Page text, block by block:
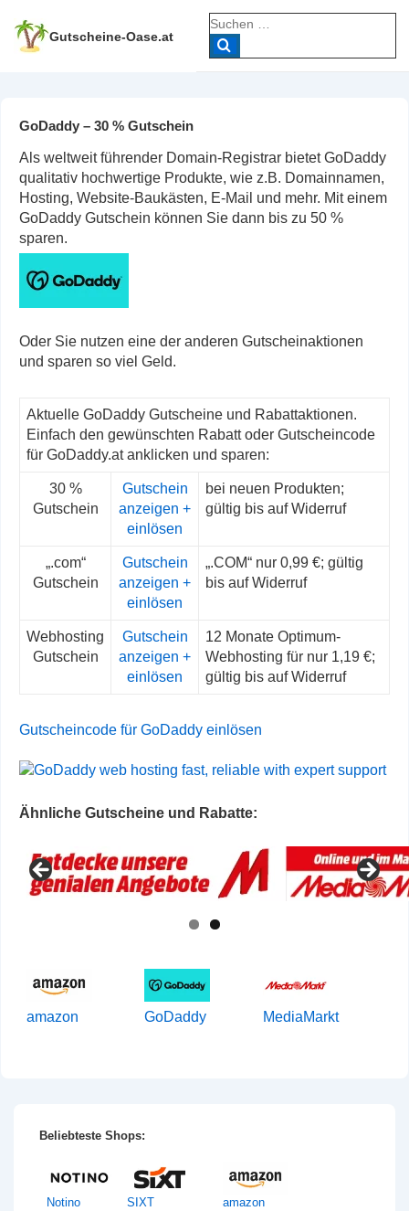
Zum
Inhalt
Gutscheine-Oase.at
Suche
nach:
GoDaddy – 30 % Gutschein
Als weltweit führender Domain-Registrar bietet GoDaddy
qualitativ hochwertige Produkte, wie z.B. Domainnamen,
Hosting, Website-Baukästen, E-Mail und mehr. Mit einem
GoDaddy Gutschein können Sie dann bis zu 50 %
sparen.
Oder Sie nutzen eine der anderen Gutscheinaktionen
und sparen so viel Geld.
Aktuelle GoDaddy Gutscheine und Rabattaktionen.
Einfach den gewünschten Rabatt oder Gutscheincode
für GoDaddy.at anklicken und sparen:
30 %
Gutschein
Gutschein
anzeigen +
einlösen
bei neuen Produkten;
gültig bis auf Widerruf
„.com“
Gutschein
Gutschein
anzeigen +
einlösen
„.COM“ nur 0,99 €; gültig
bis auf Widerruf
Webhosting
Gutschein
Gutschein
anzeigen +
einlösen
12 Monate Optimum-
Webhosting für nur 1,19 €;
gültig bis auf Widerruf
Gutscheincode für GoDaddy einlösen
Ähnliche Gutscheine und Rabatte:
amazon GoDaddy MediaMarkt
Beliebteste Shops:
Notino SIXT amazon